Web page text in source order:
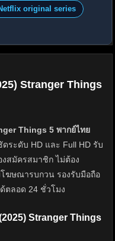
original series
Stranger Things
Things 5 พากย์ไทย
ระดับ HD และ Full HD รับ
สมัครสมาชิก ไม่ต้อง
ฆษณารบกวน รองรับมือถือ
ตลอด 24 ชั่วโมง
Stranger Things